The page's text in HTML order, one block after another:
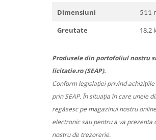
Dimensiuni 511
Greutate 18.2
Produsele din portofoliul nostru
licitatie.ro (SEAP).
Conform legislației privind
prin SEAP. În situația în care unele
regăsesc pe magazinul nostru
electronic sau pentru a va prezenta
nostru de trezorerie.